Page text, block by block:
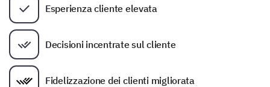
Esperienza cliente elevata
Decisioni incentrate sul cliente
Fidelizzazione dei clienti migliorata